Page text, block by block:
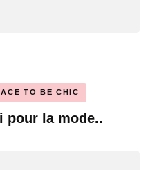
TO BE CHIC
pour la mode..